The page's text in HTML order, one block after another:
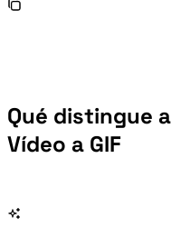
Qué distingue
Vídeo a GIF